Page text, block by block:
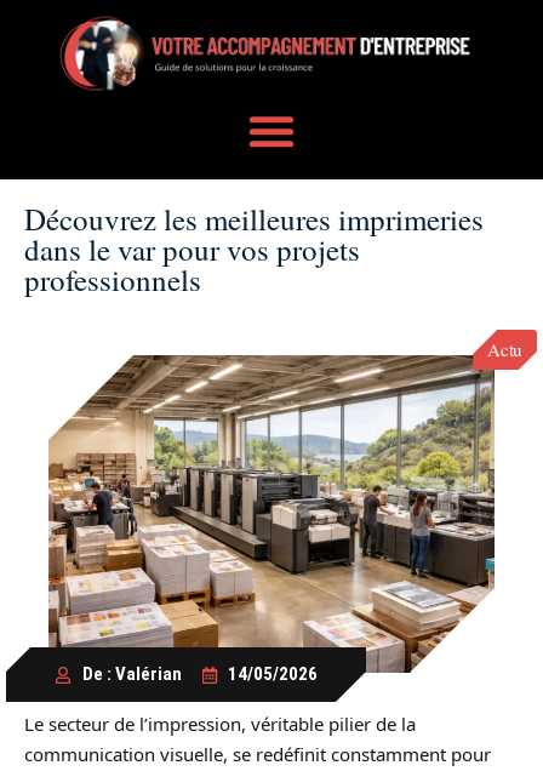
Découvrez les meilleures imprimeries
dans le var pour vos projets
professionnels
Actu
De : Valérian 14/05/2026
Le secteur de l’impression, véritable pilier de la
communication visuelle, se redéfinit constamment pour